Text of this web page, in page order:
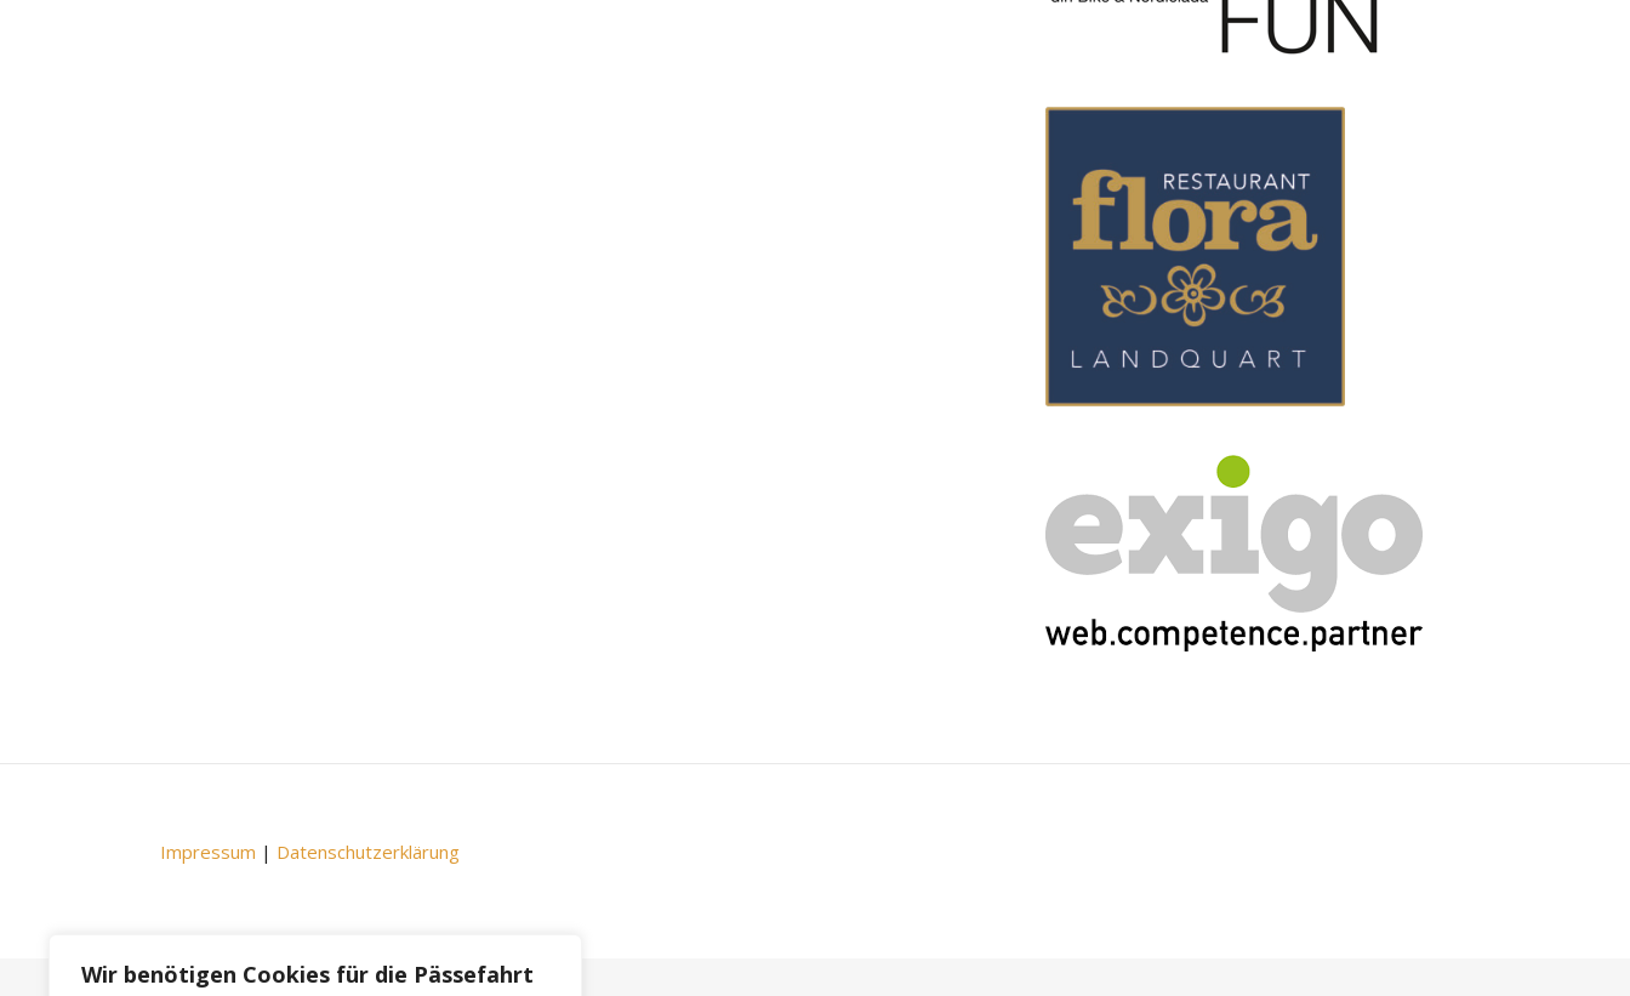
Wir benötigen Cookies für die Pässefahrt
Impressum | Datenschutzerklärung